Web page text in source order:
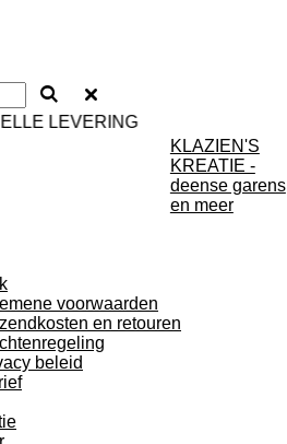
LEVERING
KLAZIEN'S
KREATIE -
deense garens
en meer
voorwaarden
en retouren
beleid